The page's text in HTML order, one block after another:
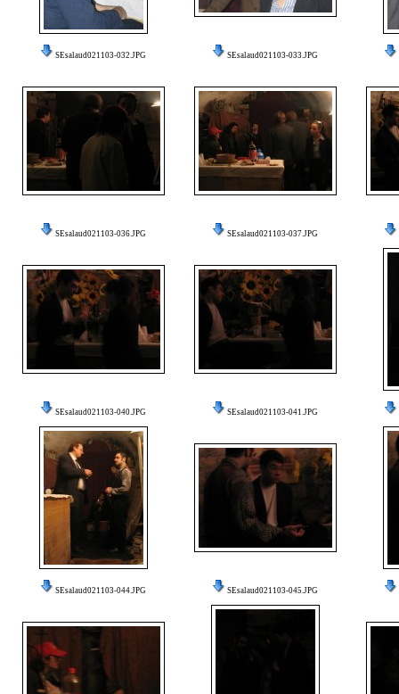
SEsalaud021103-032.JPG SEsalaud021103-033.JPG
SEsalaud021103-036.JPG SEsalaud021103-037.JPG
SEsalaud021103-040.JPG SEsalaud021103-041.JPG
SEsalaud021103-044.JPG SEsalaud021103-045.JPG